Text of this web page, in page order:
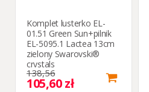
Komplet lusterko EL-
01.51 Green Sun+pilnik
EL-5095.1 Lactea 13cm
zielony Swarovski®
crystals
138,56
105,60 zł